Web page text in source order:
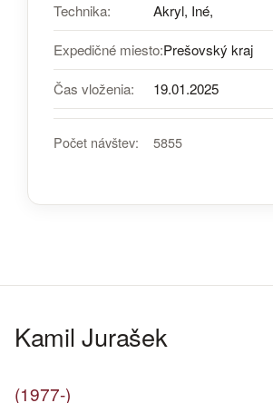
Technika: Akryl, Iné,
Expedičné miesto:Prešovský kraj
Čas vloženia: 19.01.2025
Počet návštev: 5855
Kamil Jurašek
(1977-)